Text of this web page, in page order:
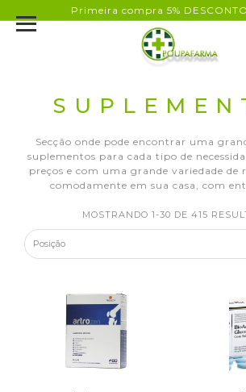
Primeira compra 5%
Secção onde pode encontrar uma
suplementos para cada tipo de
preços e com uma grande variedade de
comodamente em sua casa, com
MOSTRANDO 1-30 DE 415